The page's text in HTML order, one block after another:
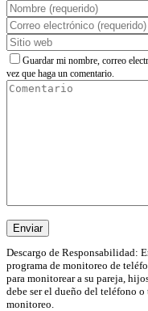
Guardar mi nombre, correo
vez que haga un comentario.
Descargo de Responsabilidad:
programa de monitoreo de
para monitorear a su pareja,
debe ser el dueño del teléfono
monitoreo.